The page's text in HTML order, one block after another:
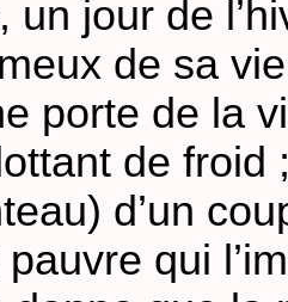
un jour de
de sa
porte de la
de froid
d’un
qui